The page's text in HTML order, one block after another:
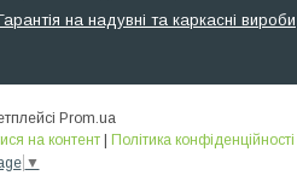
на надувні та каркасні вироби
Prom.ua
на контент | Політика конфіденційності
▼